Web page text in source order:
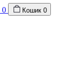
0 Кошик 0